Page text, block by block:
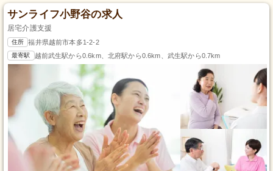
サンライフ小野谷の求人
居宅介護支援
住所 福井県越前市本多1-2-2
最寄駅 越前武生駅から0.6km、北府駅から0.6km、武生駅から0.7km